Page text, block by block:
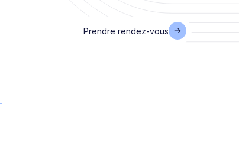
Prendre rendez-vous